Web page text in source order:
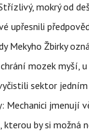
mokrý od
upřesnili
Mekyho Žbirky
mozek myší,
sektor
Mechanici
by si možná